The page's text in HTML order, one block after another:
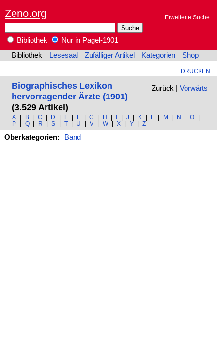
Zeno.org Erweiterte Suche
Bibliothek
Nur in Pagel-1901
Bibliothek
Lesesaal Zufälliger Artikel Kategorien Shop
DRUCKEN
Zurück | Vorwärts
Biographisches Lexikon
hervorragender Ärzte (1901)
(3.529 Artikel)
A B C D E F G H J K M N O
P
Q R S T U V W X Y Z
Oberkategorien: Band